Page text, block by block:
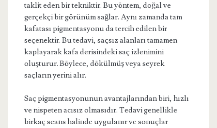
taklit eden bir tekniktir. Bu yöntem, doğal ve
gerçekçi bir görünüm sağlar. Aynı zamanda tam
kafatası pigmentasyonu da tercih edilen bir
seçenektir. Bu tedavi, saçsız alanları tamamen
kaplayarak kafa derisindeki saç izlenimini
oluşturur. Böylece, dökülmüş veya seyrek
saçların yerini alır.
Saç pigmentasyonunun avantajlarından biri, hızlı
ve nispeten acısız olmasıdır. Tedavi genellikle
birkaç seans halinde uygulanır ve sonuçlar